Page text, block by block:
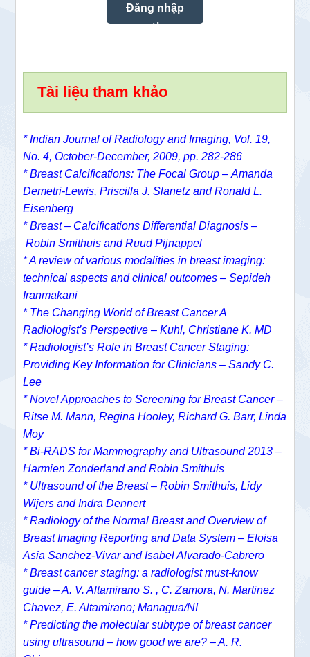
Tài liệu tham khảo
* Indian Journal of Radiology and Imaging, Vol. 19,
No. 4, October-December, 2009, pp. 282-286
*Breast Calcifications: The Focal Group –Amanda
Demetri-Lewis,Priscilla J. Slanetz andRonald L.
Eisenberg
*Breast – Calcifications Differential Diagnosis –
Robin Smithuis and Ruud Pijnappel
* A review of various modalities in breast imaging:
technical aspects and clinical outcomes – Sepideh
Iranmakani
* The Changing World of Breast Cancer A
Radiologist’s Perspective – Kuhl, Christiane K. MD
* Radiologist’s Role in Breast Cancer Staging:
Providing Key Information for Clinicians – Sandy C.
Lee
* Novel Approaches to Screening for Breast Cancer –
Ritse M. Mann, Regina Hooley, Richard G. Barr, Linda
Moy
* Bi-RADS for Mammography and Ultrasound 2013 –
Harmien Zonderland and Robin Smithuis
* Ultrasound of the Breast – Robin Smithuis, Lidy
Wijers and Indra Dennert
* Radiology of the Normal Breast and Overview of
Breast Imaging Reporting and Data System – Eloisa
Asia Sanchez-Vivar and Isabel Alvarado-Cabrero
* Breast cancer staging: a radiologist must-know
guide – A. V. Altamirano S. , C. Zamora, N. Martinez
Chavez, E. Altamirano; Managua/NI
* Predicting the molecular subtype of breast cancer
using ultrasound – how good we are? – A. R.